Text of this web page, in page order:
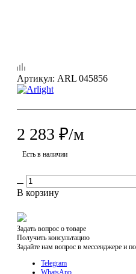
Артикул: ARL 045856
2 283 ₽/м
Есть в наличии
В корзину
Задать вопрос о товаре
Получить консультацию
Задайте нам вопрос в мессенджере и
Telegram
WhatsApp